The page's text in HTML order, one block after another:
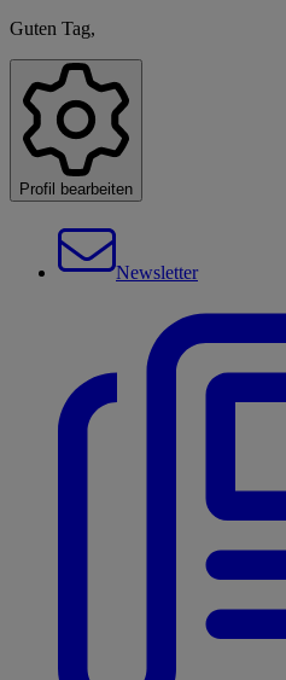
Guten Tag,
Profil bearbeiten
Newsletter